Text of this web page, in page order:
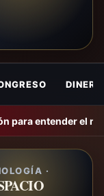
DINERO
para entender el
·